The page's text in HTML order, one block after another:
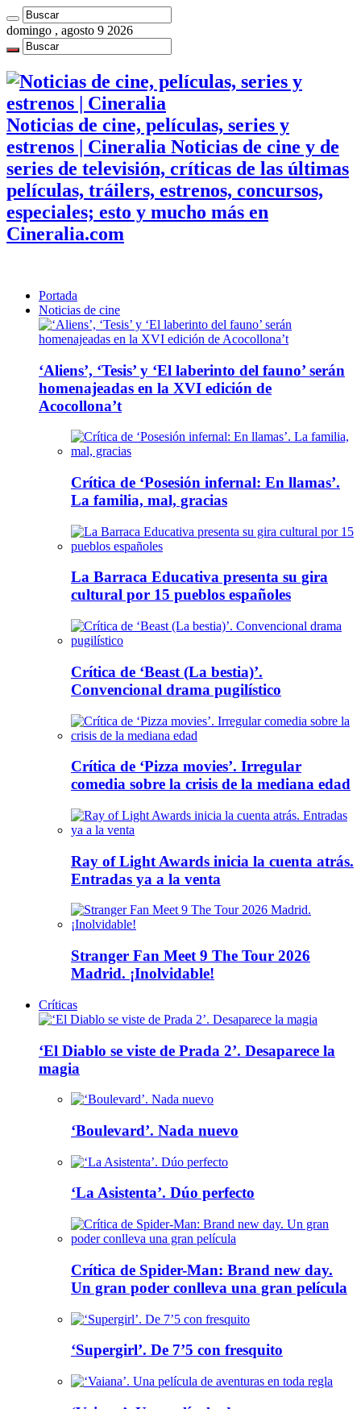
domingo , agosto 9 2026
Noticias de cine, películas, series y
estrenos | Cineralia Noticias de cine y de
series de televisión, críticas de las últimas
películas, tráilers, estrenos, concursos,
especiales; esto y mucho más en
Cineralia.com
Portada
Noticias de cine
‘Aliens’, ‘Tesis’ y ‘El laberinto del fauno’ serán
homenajeadas en la XVI edición de
Acocollona’t
Crítica de ‘Posesión infernal: En llamas’.
La familia, mal, gracias
La Barraca Educativa presenta su gira
cultural por 15 pueblos españoles
Crítica de ‘Beast (La bestia)’.
Convencional drama pugilístico
Crítica de ‘Pizza movies’. Irregular
comedia sobre la crisis de la mediana edad
Ray of Light Awards inicia la cuenta atrás.
Entradas ya a la venta
Stranger Fan Meet 9 The Tour 2026
Madrid. ¡Inolvidable!
Críticas
‘El Diablo se viste de Prada 2’. Desaparece la
magia
‘Boulevard’. Nada nuevo
‘La Asistenta’. Dúo perfecto
Crítica de Spider-Man: Brand new day.
Un gran poder conlleva una gran película
‘Supergirl’. De 7’5 con fresquito